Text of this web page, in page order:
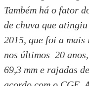
Também há o fator
de chuva que
2015, que foi a mais
nos últimos 20
69,3 mm e rajadas